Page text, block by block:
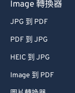
Image 轉換器
JPG 到 PDF
PDF 到 JPG
HEIC 到 JPG
Image 到 PDF